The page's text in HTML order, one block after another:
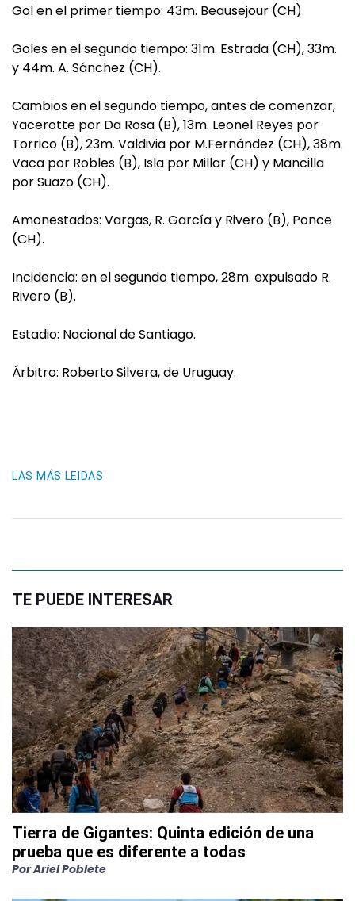
Gol en el primer tiempo: 43m. Beausejour (CH).
Goles en el segundo tiempo: 31m. Estrada (CH), 33m.
y 44m. A. Sánchez (CH).
Cambios en el segundo tiempo, antes de comenzar,
Yacerotte por Da Rosa (B), 13m. Leonel Reyes por
Torrico (B), 23m. Valdivia por M.Fernández (CH), 38m.
Vaca por Robles (B), Isla por Millar (CH) y Mancilla
por Suazo (CH).
Amonestados: Vargas, R. García y Rivero (B), Ponce
(CH).
Incidencia: en el segundo tiempo, 28m. expulsado R.
Rivero (B).
Estadio: Nacional de Santiago.
Árbitro: Roberto Silvera, de Uruguay.
LAS MÁS LEIDAS
TE PUEDE INTERESAR
Tierra de Gigantes: Quinta edición de una
prueba que es diferente a todas
PorAriel Poblete